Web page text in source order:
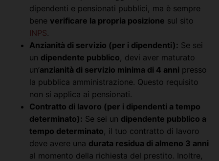
dipendenti e pensionati pubblici, ma è sempre
bene verificare la propria posizione sul sito
INPS.
Anzianità di servizio (per i dipendenti): Se sei
un dipendente pubblico, devi aver maturato
un’anzianità di servizio minima di 4 anni presso
la pubblica amministrazione. Questo requisito
non si applica ai pensionati.
Contratto di lavoro (per i dipendenti a tempo
determinato): Se sei un dipendente pubblico a
tempo determinato, il tuo contratto di lavoro
deve avere una durata residua di almeno 3 anni
al momento della richiesta del prestito. Inoltre,